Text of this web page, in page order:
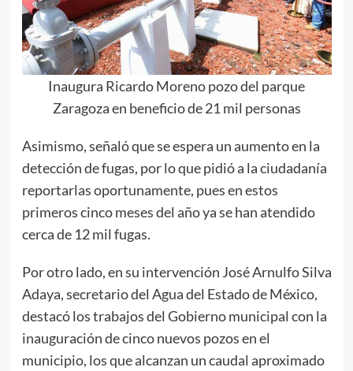
Inaugura Ricardo Moreno pozo del parque
Zaragoza en beneficio de 21 mil personas
Asimismo, señaló que se espera un aumento en la
detección de fugas, por lo que pidió a la ciudadanía
reportarlas oportunamente, pues en estos
primeros cinco meses del año ya se han atendido
cerca de 12 mil fugas.
Por otro lado, en su intervención José Arnulfo Silva
Adaya, secretario del Agua del Estado de México,
destacó los trabajos del Gobierno municipal con la
inauguración de cinco nuevos pozos en el
municipio, los que alcanzan un caudal aproximado